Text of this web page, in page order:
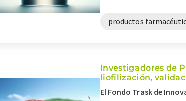
productos
Investigadores de
liofilización,
El Fondo Trask de